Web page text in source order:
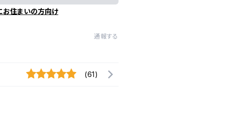
お住まいの方向け
通報する
(61)